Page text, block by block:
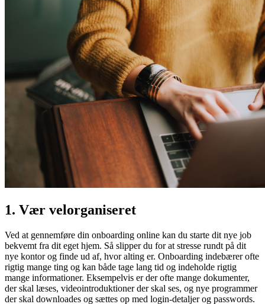
1. Vær velorganiseret
Ved at gennemføre din onboarding online kan du starte dit nye job
bekvemt fra dit eget hjem. Så slipper du for at stresse rundt på dit
nye kontor og finde ud af, hvor alting er. Onboarding indebærer ofte
rigtig mange ting og kan både tage lang tid og indeholde rigtig
mange informationer. Eksempelvis er der ofte mange dokumenter,
der skal læses, videointroduktioner der skal ses, og nye programmer
der skal downloades og sættes op med login-detaljer og passwords.